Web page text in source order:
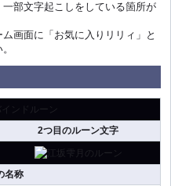
部文字起こしをしている箇所が
画面に「お気に入りリリィ」と
2つ目のルーン文字
名称